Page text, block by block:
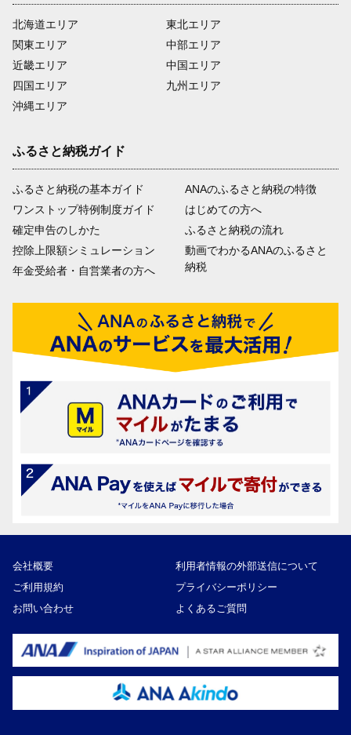
北海道エリア
関東エリア
近畿エリア
四国エリア
沖縄エリア
東北エリア
中部エリア
中国エリア
九州エリア
ふるさと納税ガイド
ふるさと納税の基本ガイド
ワンストップ特例制度ガイド
確定申告のしかた
控除上限額シミュレーション
年金受給者・自営業者の方へ
ANAのふるさと納税の特徴
はじめての方へ
ふるさと納税の流れ
動画でわかるANAのふるさと
納税
会社概要
利用者情報の外部送信について
ご利用規約
プライバシーポリシー
お問い合わせ
よくあるご質問